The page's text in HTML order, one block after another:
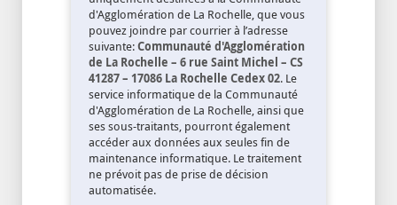
d'Agglomération de La Rochelle, que vous
pouvez joindre par courrier à l’adresse
suivante:Communauté d'Agglomération
de La Rochelle – 6 rue Saint Michel – CS
41287 – 17086 La Rochelle Cedex 02. Le
service informatique de la Communauté
d'Agglomération de La Rochelle, ainsi que
ses sous-traitants, pourront également
accéder aux données aux seules fin de
maintenance informatique. Le traitement
ne prévoit pas de prise de décision
automatisée.